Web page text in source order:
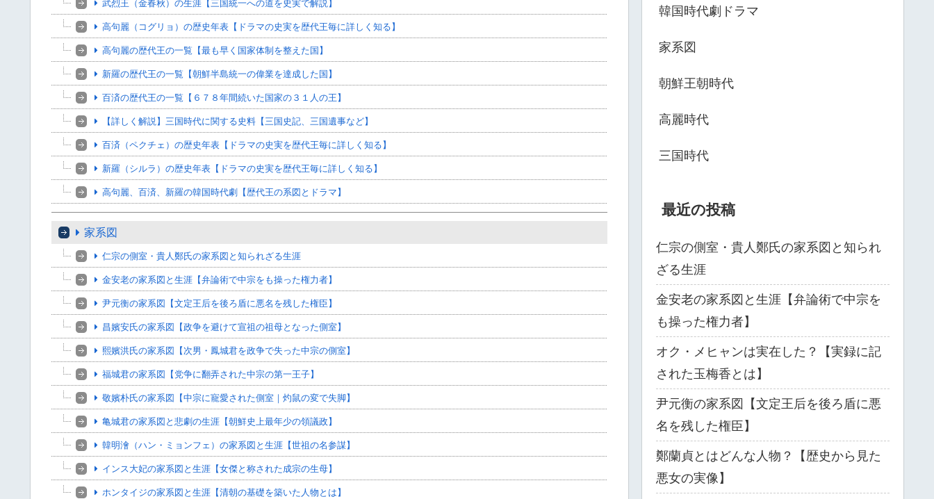
武烈王（金春秋）の生涯【三国統一への道を史実で解説】
高句麗（コグリョ）の歴史年表【ドラマの史実を歴代王毎に詳しく知る】
高句麗の歴代王の一覧【最も早く国家体制を整えた国】
新羅の歴代王の一覧【朝鮮半島統一の偉業を達成した国】
百済の歴代王の一覧【６７８年間続いた国家の３１人の王】
【詳しく解説】三国時代に関する史料【三国史記、三国遺事など】
百済（ペクチェ）の歴史年表【ドラマの史実を歴代王毎に詳しく知る】
新羅（シルラ）の歴史年表【ドラマの史実を歴代王毎に詳しく知る】
高句麗、百済、新羅の韓国時代劇【歴代王の系図とドラマ】
家系図
仁宗の側室・貴人鄭氏の家系図と知られざる生涯
金安老の家系図と生涯【弁論術で中宗をも操った権力者】
尹元衡の家系図【文定王后を後ろ盾に悪名を残した権臣】
昌嬪安氏の家系図【政争を避けて宣祖の祖母となった側室】
熙嬪洪氏の家系図【次男・鳳城君を政争で失った中宗の側室】
福城君の家系図【党争に翻弄された中宗の第一王子】
敬嬪朴氏の家系図【中宗に寵愛された側室｜灼鼠の変で失脚】
亀城君の家系図と悲劇の生涯【朝鮮史上最年少の領議政】
韓明澮（ハン・ミョンフェ）の家系図と生涯【世祖の名参謀】
インス大妃の家系図と生涯【女傑と称された成宗の生母】
ホンタイジの家系図と生涯【清朝の基礎を築いた人物とは】
韓国時代劇ドラマ
家系図
朝鮮王朝時代
高麗時代
三国時代
最近の投稿
仁宗の側室・貴人鄭氏の家系図と知られ
ざる生涯
金安老の家系図と生涯【弁論術で中宗を
も操った権力者】
オク・メヒャンは実在した？【実録に記
された玉梅香とは】
尹元衡の家系図【文定王后を後ろ盾に悪
名を残した権臣】
鄭蘭貞とはどんな人物？【歴史から見た
悪女の実像】